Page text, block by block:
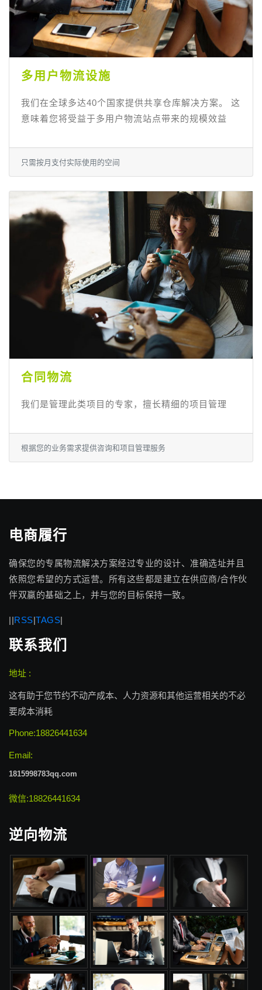
多用户物流设施
我们在全球多达40个国家提供共享仓库解决方案。 这
意味着您将受益于多用户物流站点带来的规模效益
只需按月支付实际使用的空间
合同物流
我们是管理此类项目的专家，擅长精细的项目管理
根据您的业务需求提供咨询和项目管理服务
电商履行
确保您的专属物流解决方案经过专业的设计、准确选址并且
依照您希望的方式运营。所有这些都是建立在供应商/合作伙
伴双赢的基础之上，并与您的目标保持一致。
||RSS|TAGS|
联系我们
地址 :
这有助于您节约不动产成本、人力资源和其他运营相关的不必
要成本消耗
Phone:18826441634
Email:
1815998783qq.com
微信:18826441634
逆向物流